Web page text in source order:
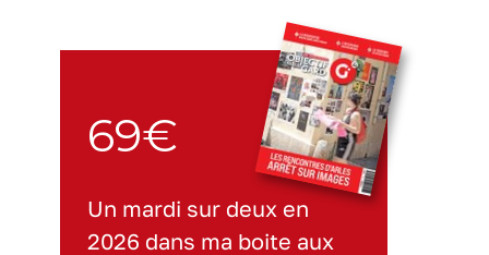
69€
Un mardi sur deux en
2026 dans ma boite aux